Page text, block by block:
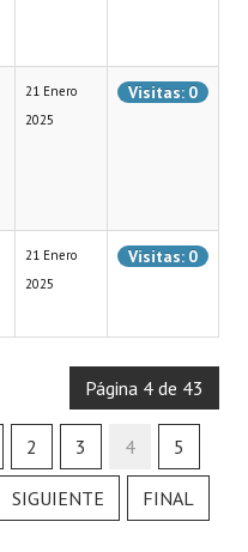
21 Enero
2025
Visitas: 0
21 Enero
2025
Visitas: 0
Página 4 de 43
2 3 4 5
SIGUIENTE FINAL